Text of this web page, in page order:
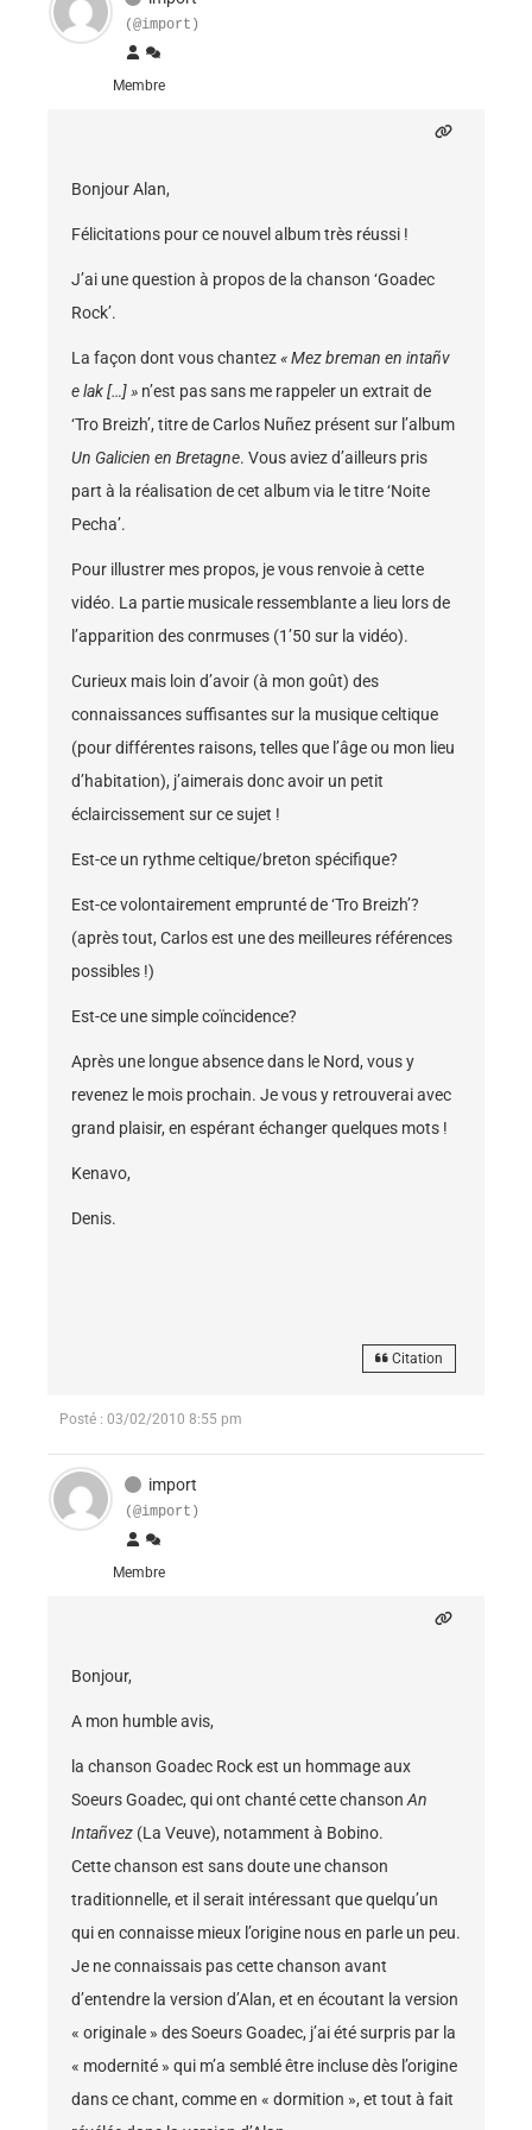
(@import)
Membre
Bonjour Alan,
Félicitations pour ce nouvel album très réussi !
J’ai une question à propos de la chanson ‘Goadec
Rock’.
La façon dont vous chantez« Mez breman en intañv
e lak […] » n’est pas sans me rappeler un extrait de
‘Tro Breizh’, titre de Carlos Nuñez présent sur l’album
Un Galicien en Bretagne. Vous aviez d’ailleurs pris
part à la réalisation de cet album via le titre ‘Noite
Pecha’.
Pour illustrer mes propos, je vous renvoie à cette
vidéo. La partie musicale ressemblante a lieu lors de
l’apparition des conrmuses (1’50 sur la vidéo).
Curieux mais loin d’avoir (à mon goût) des
connaissances suffisantes sur la musique celtique
(pour différentes raisons, telles que l’âge ou mon lieu
d’habitation), j’aimerais donc avoir un petit
éclaircissement sur ce sujet !
Est-ce un rythme celtique/breton spécifique?
Est-ce volontairement emprunté de ‘Tro Breizh’?
(après tout, Carlos est une des meilleures références
possibles !)
Est-ce une simple coïncidence?
Après une longue absence dans le Nord, vous y
revenez le mois prochain. Je vous y retrouverai avec
grand plaisir, en espérant échanger quelques mots !
Kenavo,
Denis.
Citation
Posté : 03/02/2010 8:55 pm
import
(@import)
Membre
Bonjour,
A mon humble avis,
la chanson Goadec Rock est un hommage aux
Soeurs Goadec, qui ont chanté cette chanson An
Intañvez (La Veuve), notamment à Bobino.
Cette chanson est sans doute une chanson
traditionnelle, et il serait intéressant que quelqu’un
qui en connaisse mieux l’origine nous en parle un peu.
Je ne connaissais pas cette chanson avant
d’entendre la version d’Alan, et en écoutant la version
« originale » des Soeurs Goadec, j’ai été surpris par la
« modernité » qui m’a semblé être incluse dès l’origine
dans ce chant, comme en « dormition », et tout à fait